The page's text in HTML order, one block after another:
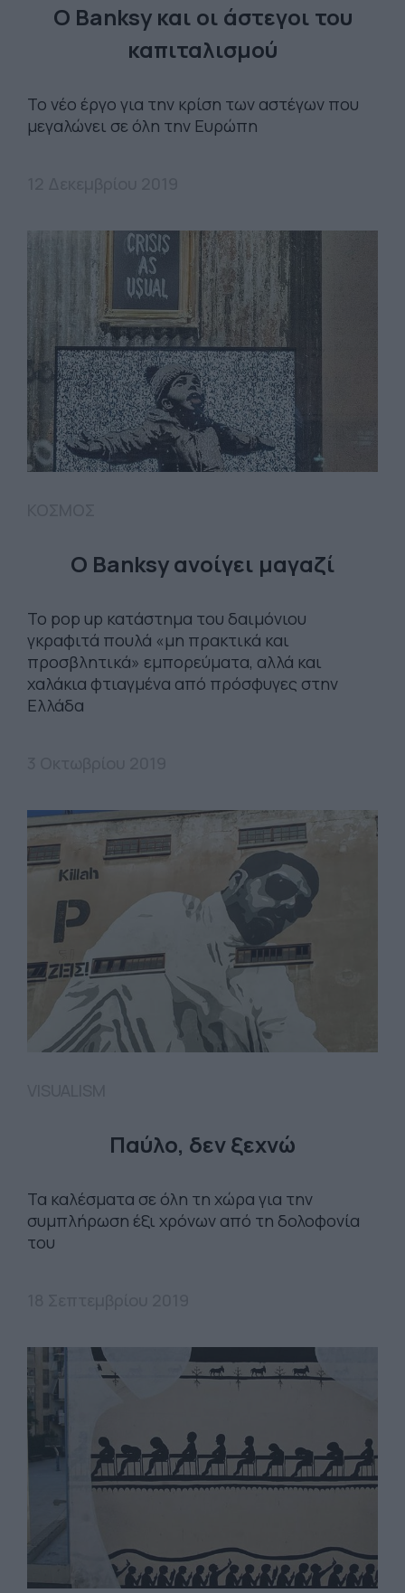
Ο Banksy και οι άστεγοι του
καπιταλισμού
Το νέο έργο για την κρίση των αστέγων που
μεγαλώνει σε όλη την Ευρώπη
Ο Banksy ανοίγει μαγαζί
Το pop up κατάστημα του δαιμόνιου
γκραφιτά πουλά «μη πρακτικά και
προσβλητικά» εμπορεύματα, αλλά και
χαλάκια φτιαγμένα από πρόσφυγες στην
Ελλάδα
Παύλο, δεν ξεχνώ
Τα καλέσματα σε όλη τη χώρα για την
συμπλήρωση έξι χρόνων από τη δολοφονία
του